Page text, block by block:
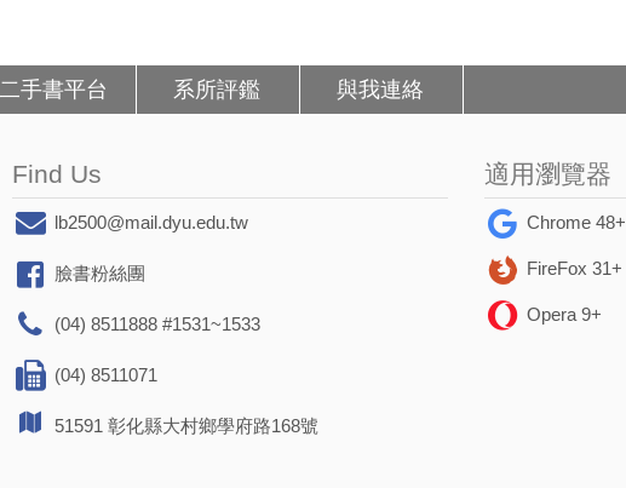
二手書平台 系所評鑑 與我連絡
Find Us
lb2500@mail.dyu.edu.tw
臉書粉絲團
(04) 8511888 #1531~1533
(04) 8511071
51591 彰化縣大村鄉學府路168號
適用瀏覽器
Chrome 48+
FireFox 31+
Opera 9+